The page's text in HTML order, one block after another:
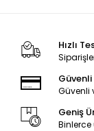
Hızlı
Güvenli
Güvenli
Geniş